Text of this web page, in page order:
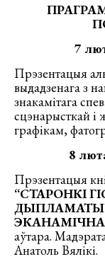
7
Прэзентацыя
выдадзенага з
знакамітага
сцэнарысткай і
графікам,
8
Прэзентацыя
“СТАРОНКІ
аўтара.
Анатоль Вялікі.